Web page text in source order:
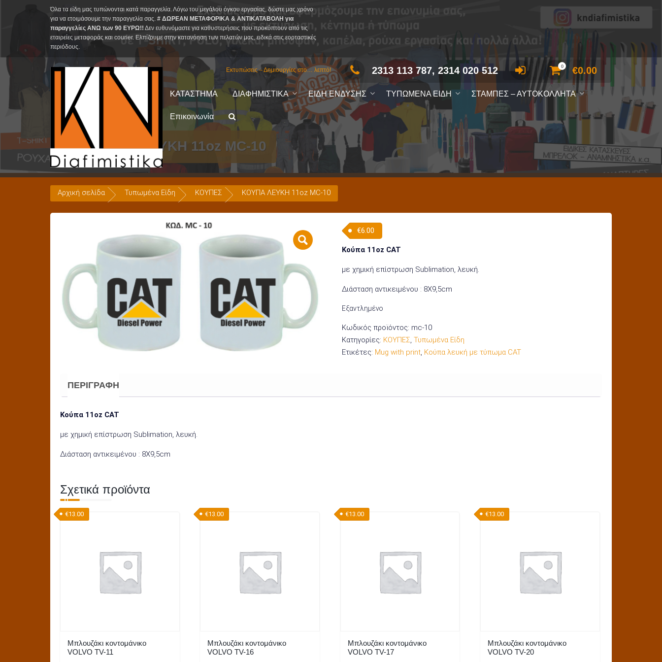
Όλα τα είδη μας τυπώνονται κατά παραγγελία. Λόγω του μεγάλου όγκου εργασίας, δώστε μας χρόνο
για να ετοιμάσουμε την παραγγελία σας. # ΔΩΡΕΑΝ ΜΕΤΑΦΟΡΙΚΑ & ΑΝΤΙΚΑΤΑΒΟΛΗ για
παραγγελίες ΑΝΩ των 90 ΕΥΡΩ!! Δεν ευθυνόμαστε για καθυστερήσεις που προκύπτουν από τις
εταιρείες μεταφοράς και courier. Ελπίζουμε στην κατανόηση των πελατών μας, ειδικά στις εορταστικές
περιόδους.
Εκτυπώσεις – Δημιουργίες στο… λεπτό! 2313 113 787, 2314 020 512 0 €0.00
ΚΑΤΑΣΤΗΜΑ ΔΙΑΦΗΜΙΣΤΙΚΑ ΕΙΔΗ ΕΝΔΥΣΗΣ ΤΥΠΩΜΕΝΑ ΕΙΔΗ ΣΤΑΜΠΕΣ – ΑΥΤΟΚΟΛΛΗΤΑ
Επικοινωνία
ΚΟΥΠΑ ΛΕΥΚΗ 11oz MC-10
Αρχική σελίδα Τυπωμένα Είδη ΚΟΥΠΕΣ ΚΟΥΠΑ ΛΕΥΚΗ 11oz MC-10
€6.00
Κούπα 11oz CAT
με χημική επίστρωση Sublimation, λευκή.
Διάσταση αντικειμένου : 8Χ9,5cm
Εξαντλημένο
Κωδικός προϊόντος: mc-10
Κατηγορίες: ΚΟΥΠΕΣ, Τυπωμένα Είδη
Ετικέτες: Mug with print, Κούπα λευκή με τύπωμα CAT
ΠΕΡΙΓΡΑΦΉ
Κούπα 11oz CAT
με χημική επίστρωση Sublimation, λευκή.
Διάσταση αντικειμένου : 8Χ9,5cm
Σχετικά προϊόντα
Μπλουζάκι κοντομάνικο
VOLVO TV-11
€13.00
Μπλουζάκι κοντομάνικο
VOLVO TV-16
€13.00
Μπλουζάκι κοντομάνικο
VOLVO TV-17
€13.00
Μπλουζάκι κοντομάνικο
VOLVO TV-20
€13.00